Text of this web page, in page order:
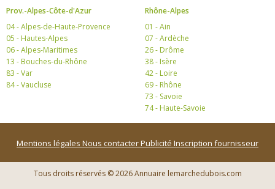
Prov.-Alpes-Côte-d'Azur
04 - Alpes-de-Haute-Provence
05 - Hautes-Alpes
06 - Alpes-Maritimes
13 - Bouches-du-Rhône
83 - Var
84 - Vaucluse
Rhône-Alpes
01 - Ain
07 - Ardèche
26 - Drôme
38 - Isère
42 - Loire
69 - Rhône
73 - Savoie
74 - Haute-Savoie
Mentions légales Nous contacterPublicité Inscription fournisseur
Tous droits réservés © 2026 Annuaire lemarchedubois.com